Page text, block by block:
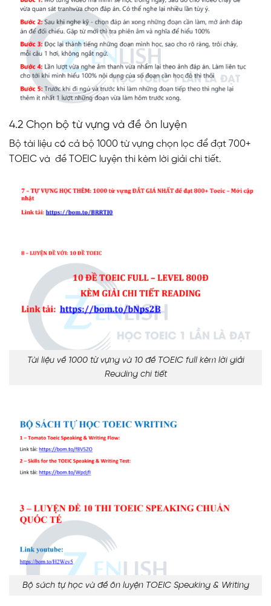
4.2 Chọn bộ từ vựng và đề ôn luyện
Bộ tài liệu có cả bộ 1000 từ vựng chọn lọc để đạt 700+
TOEIC và đề TOEIC luyện thi kèm lời giải chi tiết.
Tài liệu về 1000 từ vựng và 10 đề TOEIC full kèm lời giải
Reading chi tiết
Bộ sách tự học và đề ôn luyện TOEIC Speaking & Writing